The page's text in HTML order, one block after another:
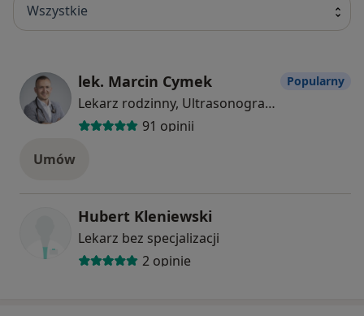
Wszystkie
lek. Marcin Cymek
Lekarz rodzinny, Ultrasonografista
91 opinii
Popularny
Umów
Hubert Kleniewski
Lekarz bez specjalizacji
2 opinie